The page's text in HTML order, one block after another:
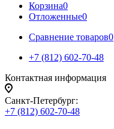
Корзина0
Отложенные0
Сравнение товаров0
+7 (812) 602-70-48
Контактная информация
Санкт-Петербург:
+7 (812) 602-70-48